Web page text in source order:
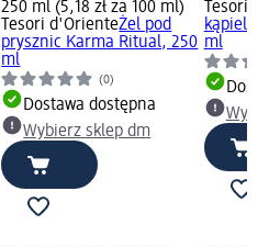
250 ml (5,18 zł za 100 ml)
Tesori d'OrienteŻel pod
prysznic Karma Ritual, 250
ml
(0)
Dostawa dostępna
Wybierz sklep dm
Tesori
kąpieli
ml